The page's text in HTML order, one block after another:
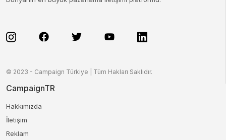
© 2023 - Campaign Türkiye | Tüm Hakları Saklıdır.
CampaignTR
Hakkımızda
İletişim
Reklam